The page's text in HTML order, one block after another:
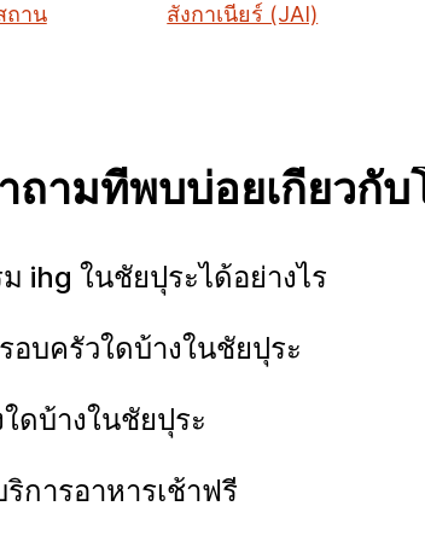
ถาน
สังกาเนียร์ (JAI)
ถามที่พบบ่อยเกี่ยวกับ
ihg ในชัยปุระได้อย่างไร
อบครัวใดบ้างในชัยปุระ
ดบ้างในชัยปุระ
การอาหารเช้าฟรี